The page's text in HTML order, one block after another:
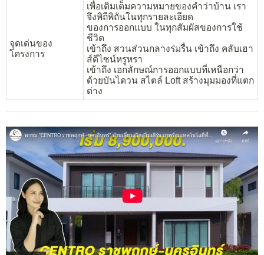
จุดเด่นของ
โครงการ
เพื่อเติมเต็มความหมายของคำว่าบ้าน เรา
จึงพิถีพิถันในทุกรายละเอียด
ของการออกแบบ ในทุกสัมผัสของการใช้
ชีวิต
เข้าถึง สวนส่วนกลางร่มรื่น เข้าถึง คลับเฮา
ส์ดีไซน์หรูหรา
เข้าถึง เอกลักษณ์การออกแบบที่เหนือกว่า
ด้วยบันไดวน สไตล์ Loft สร้างมุมมองที่แตก
ต่าง